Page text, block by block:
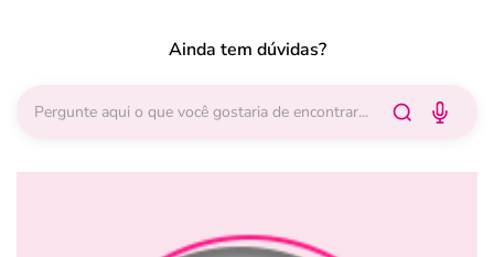
Ainda tem dúvidas?